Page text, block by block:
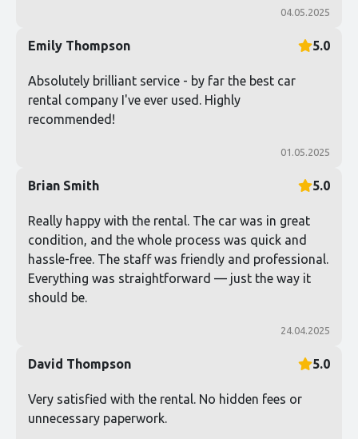
04.05.2025
Emily Thompson 5.0
Absolutely brilliant service - by far the best car
rental company I've ever used. Highly
recommended!
01.05.2025
Brian Smith 5.0
Really happy with the rental. The car was in great
condition, and the whole process was quick and
hassle-free. The staff was friendly and professional.
Everything was straightforward — just the way it
should be.
24.04.2025
David Thompson 5.0
Very satisfied with the rental. No hidden fees or
unnecessary paperwork.